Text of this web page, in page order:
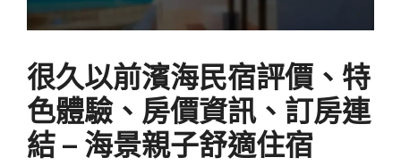
很久以前濱海民宿評價、特
色體驗、房價資訊、訂房連
結 – 海景親子舒適住宿